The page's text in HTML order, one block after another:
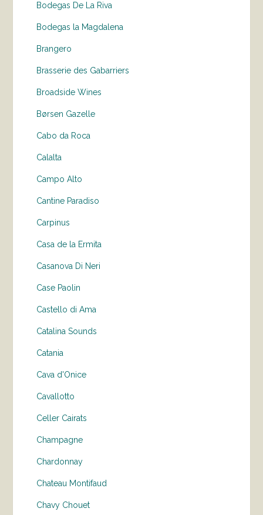
Bodegas De La Riva
Bodegas la Magdalena
Brangero
Brasserie des Gabarriers
Broadside Wines
Børsen Gazelle
Cabo da Roca
Calalta
Campo Alto
Cantine Paradiso
Carpinus
Casa de la Ermita
Casanova Di Neri
Case Paolin
Castello di Ama
Catalina Sounds
Catania
Cava d'Onice
Cavallotto
Celler Cairats
Champagne
Chardonnay
Chateau Montifaud
Chavy Chouet